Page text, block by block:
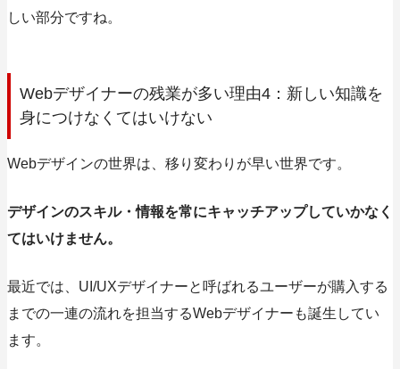
しい部分ですね。
Webデザイナーの残業が多い理由4：新しい知識を
身につけなくてはいけない
Webデザインの世界は、移り変わりが早い世界です。
デザインのスキル・情報を常にキャッチアップしていかなく
てはいけません。
最近では、UI/UXデザイナーと呼ばれるユーザーが購入する
までの一連の流れを担当するWebデザイナーも誕生してい
ます。